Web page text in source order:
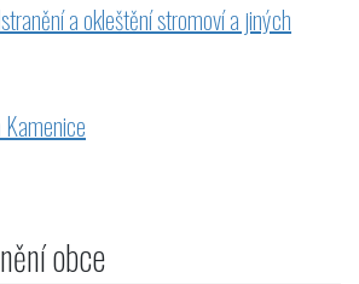
a okleštění stromoví a jiných
obce